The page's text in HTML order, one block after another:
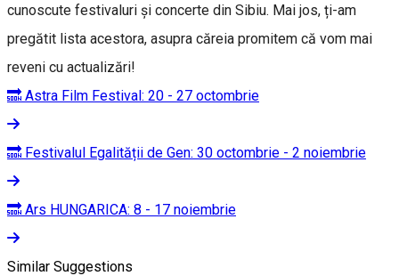
cunoscute festivaluri și concerte din Sibiu. Mai jos, ți-am
pregătit lista acestora, asupra căreia promitem că vom mai
reveni cu actualizări!
🔜 Astra Film Festival: 20 - 27 octombrie
🔜 Festivalul Egalității de Gen: 30 octombrie - 2 noiembrie
🔜 Ars HUNGARICA: 8 - 17 noiembrie
Similar Suggestions